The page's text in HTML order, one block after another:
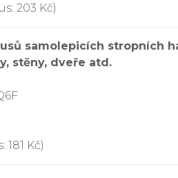
203 Kč)
samolepicích stropních
stěny, dveře atd.
Kč)